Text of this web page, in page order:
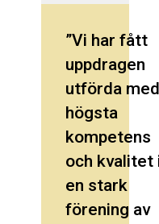
Vi har fått
uppdragen
utförda med
högsta
kompetens
och kvalitet
en stark
förening av